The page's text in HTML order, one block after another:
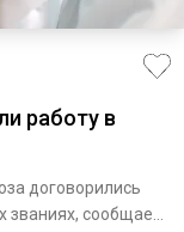
работу в
договорились
званиях, сообщает